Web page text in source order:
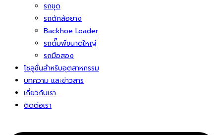
รถขุด
รถตักล้อยาง
Backhoe Loader
รถดั๊มพ์ขนาดใหญ่
รถมือสอง
โซลูชั่นสําหรับอุตสาหกรรม
บทความ และข่าวสาร
เกี่ยวกับเรา
ติดต่อเรา